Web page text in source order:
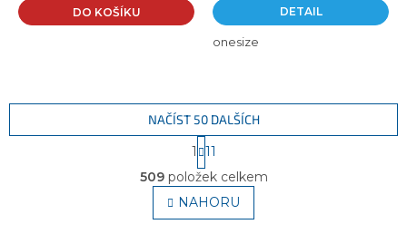
DO KOŠÍKU DETAIL
onesize
O
v
l
á
NAČÍST 50 DALŠÍCH
S
t
r
á
n
k
1
11
509položek celkem
NAHORU